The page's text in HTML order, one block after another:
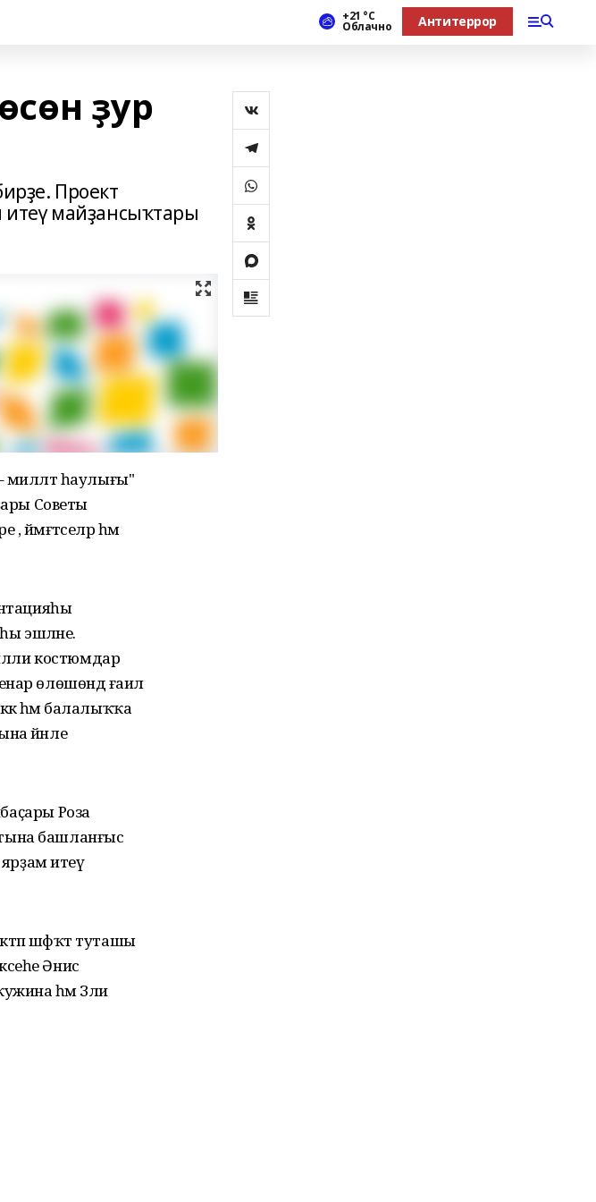
+21 °С
Облачно Антитеррор
ҙур
Проект
итеү майҙансыҡтары
милләт һаулығы"
Советы
һәм
эшләне.
костюмдар
өлөшөндә ғаилә
һәм балалыҡҡа
йәнле
Роза
башланғыс
итеү
шәфҡәт туташы
Әнисә
һәм Зәлиә